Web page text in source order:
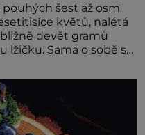
šest až osm
květů, nalétá
devět gramů
lžičku. Sama o sobě se
svého včelstva,
organismů